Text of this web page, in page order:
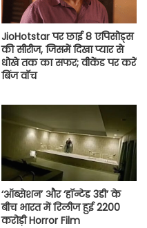
JioHotstar पर छाई 8 एपिसोड्स
की सीरीज, जिसमें दिखा प्यार से
धोखे तक का सफर; वीकेंड पर करें
बिंज वॉच
‘ऑब्सेशन’ और ‘हॉन्टेड 3डी’ के
बीच भारत में रिलीज हुई 2200
करोड़ी Horror Film